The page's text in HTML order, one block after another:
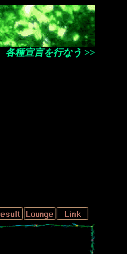
各種宣言を行なう >>